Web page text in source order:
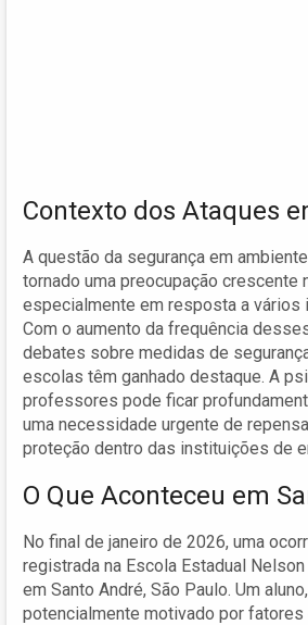
Contexto dos Ataques
A questão da segurança em
tornado uma preocupação crescente
especialmente em resposta a vários
Com o aumento da frequência
debates sobre medidas de
escolas têm ganhado destaque. A
professores pode ficar
uma necessidade urgente de
proteção dentro das instituições de
O Que Aconteceu em
No final de janeiro de 2026, uma
registrada na Escola Estadual
em Santo André, São Paulo. Um
potencialmente motivado por